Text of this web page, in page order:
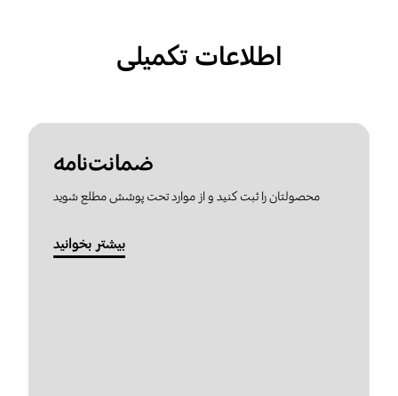
اطلاعات تکمیلی
ضمانت‌نامه
محصولتان را ثبت کنید و از موارد تحت پوشش مطلع شوید
بیشتر بخوانید